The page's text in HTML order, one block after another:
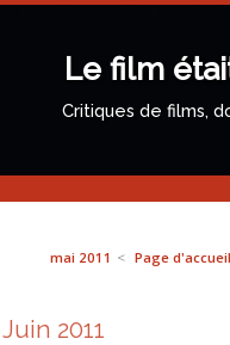
Le film
Critiques de films,
mai 2011 Page d'accueil
Juin 2011